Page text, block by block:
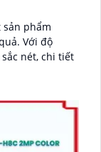
sản phẩm
độ
nét, chi tiết